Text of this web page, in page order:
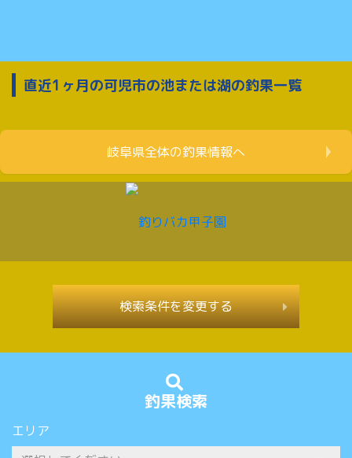
釣果検索
エリア
直近1ヶ月の可児市の池または湖の釣果一覧
岐阜県全体の釣果情報へ
検索条件を変更する